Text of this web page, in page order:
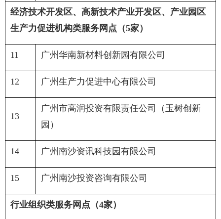
经济技术开发区、高新技术产业开发区、产业园区
生产力促进机构类服务网点（5家）
11 广州华南新材料创新园有限公司
12 广州生产力促进中心有限公司
13
广州市高润投资有限责任公司（玉树创新
园）
14 广州南沙资讯科技园有限公司
15 广州南沙投资咨询有限公司
行业组织类服务网点（4家）